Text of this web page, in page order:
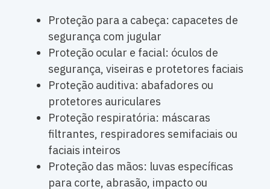
Proteção para a cabeça: capacetes de
segurança com jugular
Proteção ocular e facial: óculos de
segurança, viseiras e protetores faciais
Proteção auditiva: abafadores ou
protetores auriculares
Proteção respiratória: máscaras
filtrantes, respiradores semifaciais ou
faciais inteiros
Proteção das mãos: luvas específicas
para corte, abrasão, impacto ou